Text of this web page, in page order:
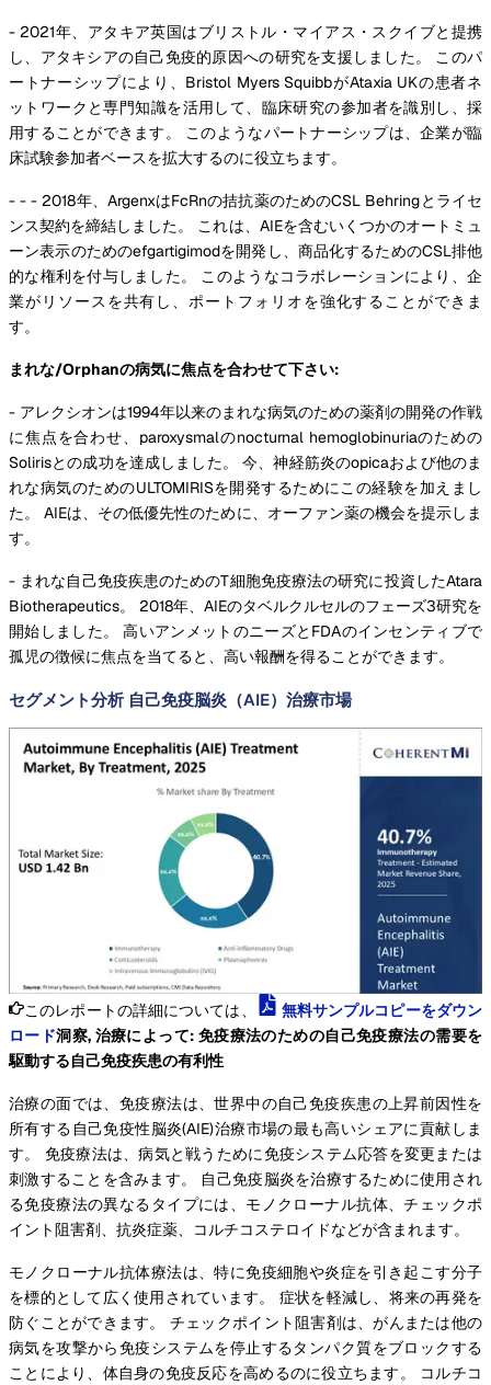
- 2021年、アタキア英国はブリストル・マイアス・スクイブと提携
し、アタキシアの自己免疫的原因への研究を支援しました。 このパ
ートナーシップにより、Bristol Myers SquibbがAtaxia UKの患者ネ
ットワークと専門知識を活用して、臨床研究の参加者を識別し、採
用することができます。 このようなパートナーシップは、企業が臨
床試験参加者ベースを拡大するのに役立ちます。
- - - 2018年、ArgenxはFcRnの拮抗薬のためのCSL Behringとライセ
ンス契約を締結しました。 これは、AIEを含むいくつかのオートミュ
ーン表示のためのefgartigimodを開発し、商品化するためのCSL排他
的な権利を付与しました。 このようなコラボレーションにより、企
業がリソースを共有し、ポートフォリオを強化することができま
す。
まれな/Orphanの病気に焦点を合わせて下さい:
- アレクシオンは1994年以来のまれな病気のための薬剤の開発の作戦
に焦点を合わせ、paroxysmalのnocturnal hemoglobinuriaのための
Solirisとの成功を達成しました。 今、神経筋炎のopicaおよび他のま
れな病気のためのULTOMIRISを開発するためにこの経験を加えまし
た。 AIEは、その低優先性のために、オーファン薬の機会を提示しま
す。
- まれな自己免疫疾患のためのT細胞免疫療法の研究に投資したAtara
Biotherapeutics。 2018年、AIEのタベルクルセルのフェーズ3研究を
開始しました。 高いアンメットのニーズとFDAのインセンティブで
孤児の徴候に焦点を当てると、高い報酬を得ることができます。
セグメント分析 自己免疫脳炎（AIE）治療市場
このレポートの詳細については、
無料サンプルコピーをダウン
ロード洞察, 治療によって: 免疫療法のための自己免疫療法の需要を
駆動する自己免疫疾患の有利性
治療の面では、免疫療法は、世界中の自己免疫疾患の上昇前因性を
所有する自己免疫性脳炎(AIE)治療市場の最も高いシェアに貢献しま
す。 免疫療法は、病気と戦うために免疫システム応答を変更または
刺激することを含みます。 自己免疫脳炎を治療するために使用され
る免疫療法の異なるタイプには、モノクローナル抗体、チェックポ
イント阻害剤、抗炎症薬、コルチコステロイドなどが含まれます。
モノクローナル抗体療法は、特に免疫細胞や炎症を引き起こす分子
を標的として広く使用されています。 症状を軽減し、将来の再発を
防ぐことができます。 チェックポイント阻害剤は、がんまたは他の
病気を攻撃から免疫システムを停止するタンパク質をブロックする
ことにより、体自身の免疫反応を高めるのに役立ちます。 コルチコ